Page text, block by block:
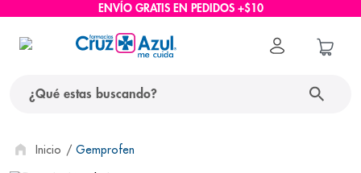
ENVÍO GRATIS EN PEDIDOS +$10
Gemprofen
términos más buscados